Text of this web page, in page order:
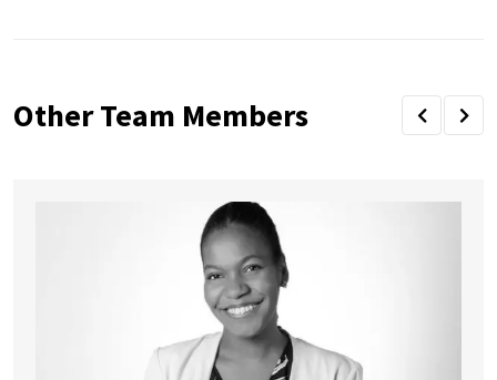
Other Team Members